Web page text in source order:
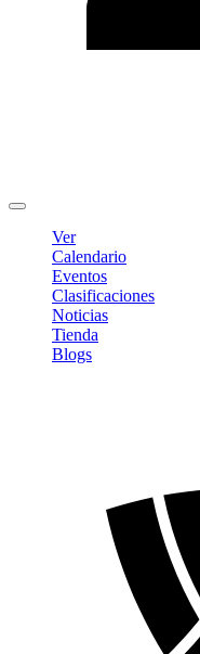
Ver
Calendario
Eventos
Clasificaciones
Noticias
Tienda
Blogs